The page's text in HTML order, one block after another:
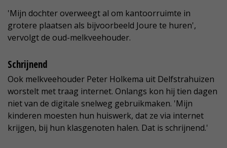
'Mijn dochter overweegt al om kantoorruimte in
grotere plaatsen als bijvoorbeeld Joure te huren',
vervolgt de oud-melkveehouder.
Schrijnend
Ook melkveehouder Peter Holkema uit Delfstrahuizen
worstelt met traag internet. Onlangs kon hij tien dagen
niet van de digitale snelweg gebruikmaken. 'Mijn
kinderen moesten hun huiswerk, dat ze via internet
krijgen, bij hun klasgenoten halen. Dat is schrijnend.'